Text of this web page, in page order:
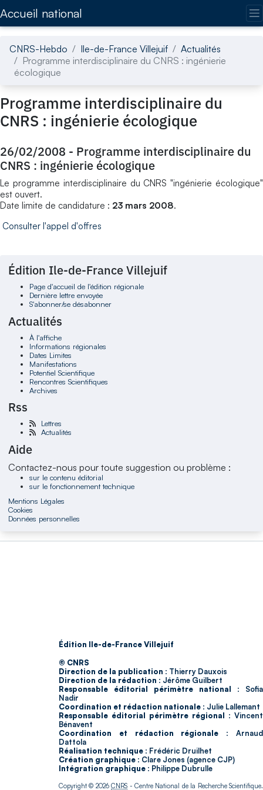
Accueil national
CNRS-Hebdo Ile-de-France Villejuif
Actualités
Programme interdisciplinaire du CNRS : ingénierie
écologique
Programme interdisciplinaire du
CNRS : ingénierie écologique
26/02/2008 - Programme interdisciplinaire du
CNRS : ingénierie écologique
Le programme interdisciplinaire du CNRS "ingénierie écologique"
est ouvert.
Date limite de candidature : 23 mars 2008.
Consulter l'appel d'offres
Édition Ile-de-France Villejuif
Page d'accueil de l'édition régionale
Dernière lettre envoyée
S'abonner/se désabonner
Actualités
À l'affiche
Informations régionales
Dates Limites
Manifestations
Potentiel Scientifique
Rencontres Scientifiques
Archives
Rss
Lettres
Actualités
Aide
Contactez-nous pour toute suggestion ou problème :
sur le contenu éditorial
sur le fonctionnement technique
Mentions Légales
Cookies
Données personnelles
Édition Ile-de-France Villejuif
© CNRS
Direction de la publication : Thierry Dauxois
Direction de la rédaction : Jérôme Guilbert
Responsable éditorial périmètre national : Sofia
Nadir
Coordination et rédaction nationale : Julie Lallemant
Responsable éditorial périmètre régional : Vincent
Bénavent
Coordination et rédaction régionale : Arnaud
Dattola
Réalisation technique : Frédéric Druilhet
Création graphique : Clare Jones (agence CJP)
Intégration graphique : Philippe Dubrulle
Copyright © 2026CNRS - Centre National de la Recherche Scientifique.